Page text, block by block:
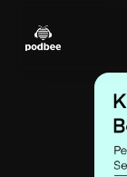
menu